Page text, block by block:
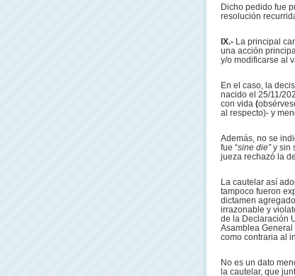
Dicho pedido fue
resolución
IX.- La principal
una acción
y/o modificarse al
En el caso, la
nacido el 25/11/
con vida (
al respecto)- y
Además, no se
fue “sine die”y sin
jueza rechazó la
La cautelar así
tampoco fueron
dictamen
irrazonable y
de la Declaración
Asamblea
como contraria al
No es un dato
la cautelar, que